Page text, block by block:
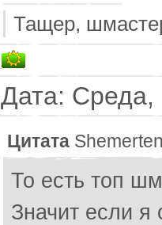
Тащер,
Дата:
Цитата
То есть топ
Значит если я